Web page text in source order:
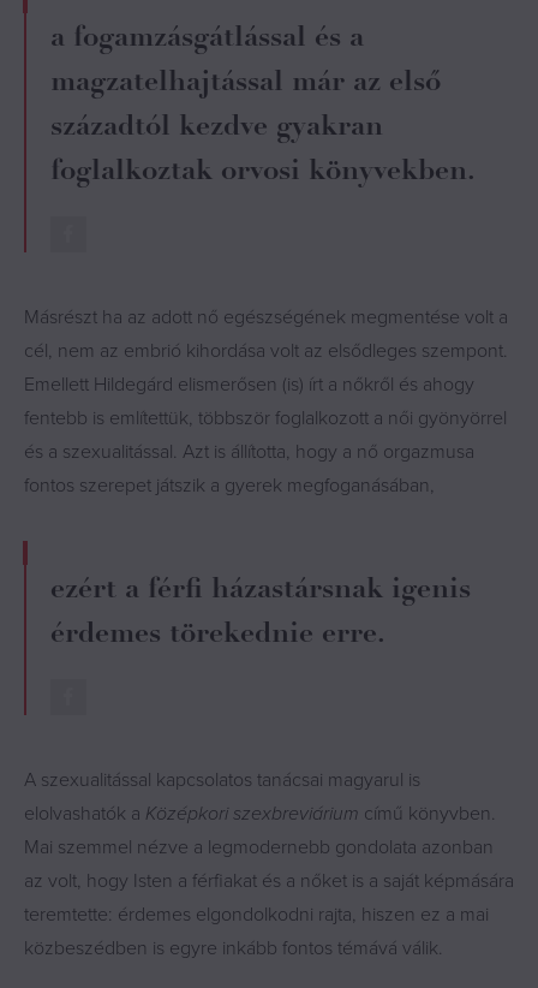
a fogamzásgátlással és a
magzatelhajtással már az első
századtól kezdve gyakran
foglalkoztak orvosi könyvekben.
Másrészt ha az adott nő egészségének megmentése volt a
cél, nem az embrió kihordása volt az elsődleges szempont.
Emellett Hildegárd elismerősen (is) írt a nőkről és ahogy
fentebb is említettük, többször foglalkozott a női gyönyörrel
és a szexualitással. Azt is állította, hogy a nő orgazmusa
fontos szerepet játszik a gyerek megfoganásában,
ezért a férfi házastársnak igenis
érdemes törekednie erre.
A szexualitással kapcsolatos tanácsai magyarul is
elolvashatók a Középkori szexbreviárium című könyvben.
Mai szemmel nézve a legmodernebb gondolata azonban
az volt, hogy Isten a férfiakat és a nőket is a saját képmására
teremtette: érdemes elgondolkodni rajta, hiszen ez a mai
közbeszédben is egyre inkább fontos témává válik.